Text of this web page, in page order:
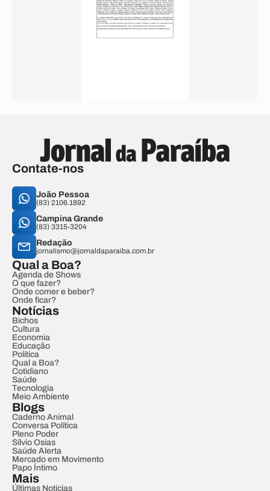
Contate-nos
João Pessoa
(83) 2106.1892
Campina Grande
(83) 3315-3204
Redação
jornalismo@jornaldaparaiba.com.br
Qual a Boa?
Agenda de Shows
O que fazer?
Onde comer e beber?
Onde ficar?
Notícias
Bichos
Cultura
Economia
Educação
Política
Qual a Boa?
Cotidiano
Saúde
Tecnologia
Meio Ambiente
Blogs
Caderno Animal
Conversa Política
Pleno Poder
Sílvio Osias
Saúde Alerta
Mercado em Movimento
Papo Íntimo
Mais
Últimas Notícias